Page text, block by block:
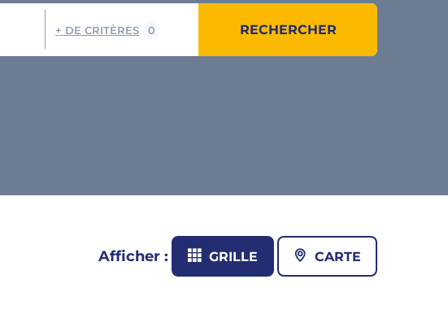
+ DE CRITÈRES 0 RECHERCHER
Afficher : GRILLE CARTE